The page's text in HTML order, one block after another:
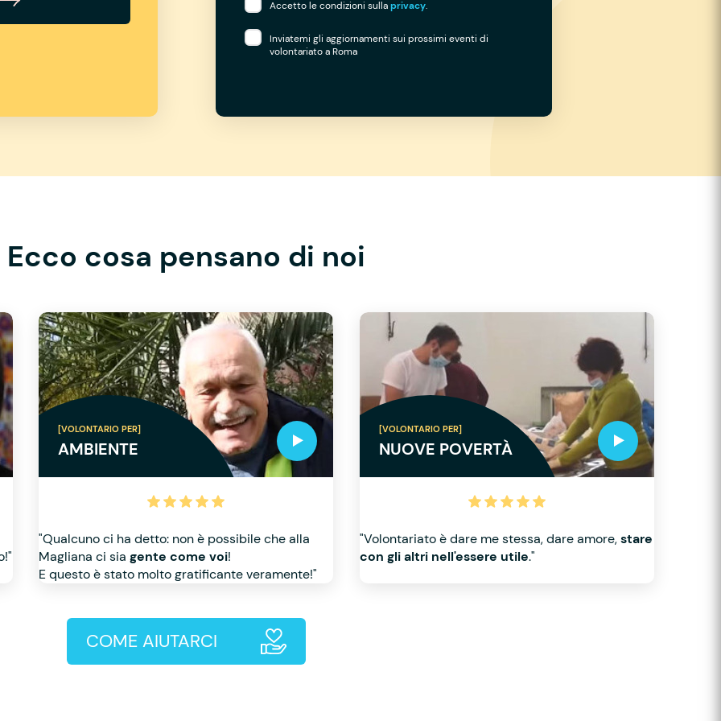
Accetto le condizioni sullaprivacy.
Inviatemi gli aggiornamenti sui prossimi eventi di
volontariato a Roma
Ecco cosa pensano di noi
[VOLONTARIO PER]
AMBIENTE
"Qualcuno ci ha detto: non è possibile che alla
Magliana ci siagente come voi!
E questo è stato molto gratificante veramente!"
[VOLONTARIO PER]
NUOVE POVERTÀ
"Volontariato è dare me stessa, dare amore,stare
con gli altri nell'essere utile."
COME AIUTARCI